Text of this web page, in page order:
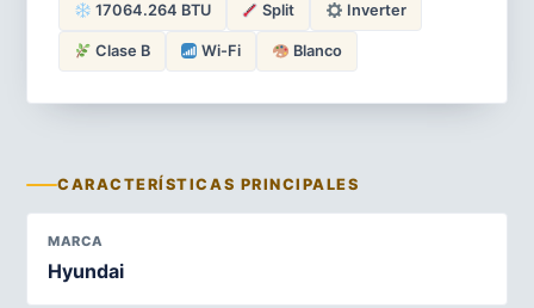
17064.264 BTU Split Inverter
Clase B Wi-Fi Blanco
CARACTERÍSTICAS PRINCIPALES
MARCA
Hyundai